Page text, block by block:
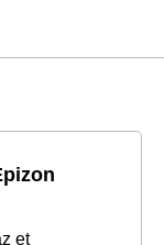
et